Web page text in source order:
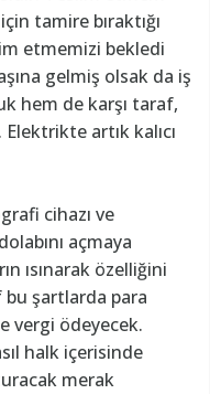
tamire bıraktığı
etmemizi bekledi
gelmiş olsak da iş
hem de karşı taraf,
artık kalıcı
cihazı ve
açmaya
ısınarak özelliğini
şartlarda para
vergi ödeyecek.
halk içerisinde
merak